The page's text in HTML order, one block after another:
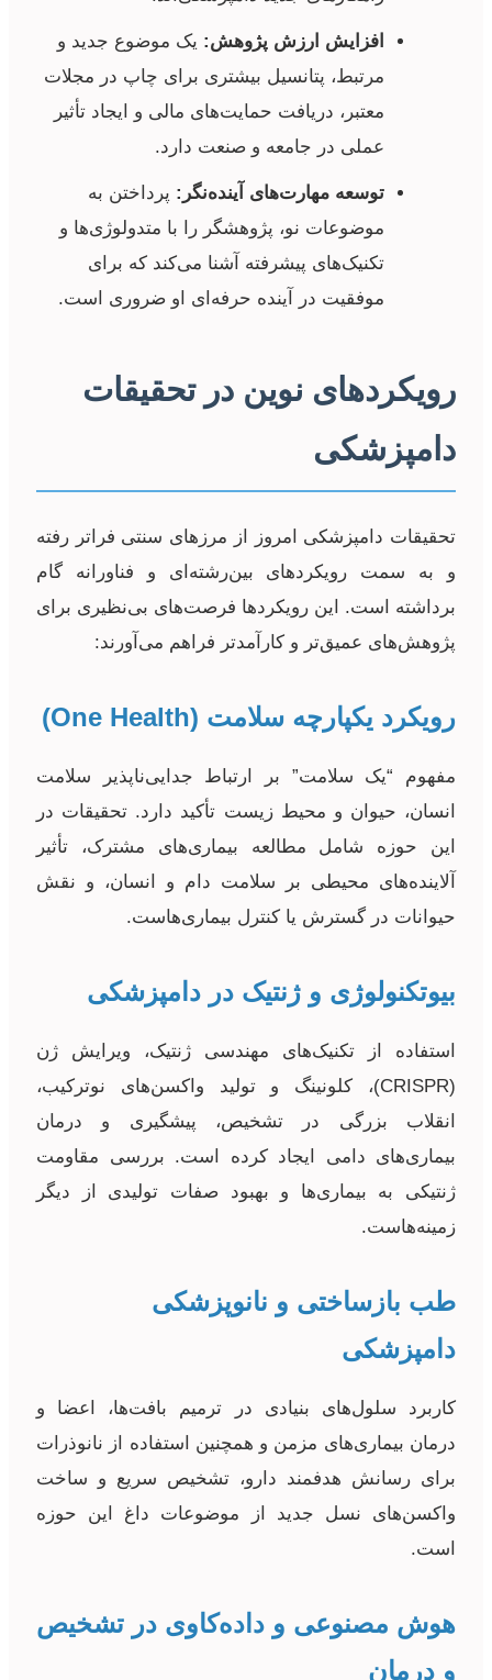
افزایش ارزش پژوهش: یک موضوع جدید و
مرتبط، پتانسیل بیشتری برای چاپ در مجلات
معتبر، دریافت حمایت‌های مالی و ایجاد تأثیر
عملی در جامعه و صنعت دارد.
توسعه مهارت‌های آینده‌نگر: پرداختن به
موضوعات نو، پژوهشگر را با متدولوژی‌ها و
تکنیک‌های پیشرفته آشنا می‌کند که برای
موفقیت در آینده حرفه‌ای او ضروری است.
رویکردهای نوین در تحقیقات
دامپزشکی
تحقیقات دامپزشکی امروز از مرزهای سنتی فراتر رفته
و به سمت رویکردهای بین‌رشته‌ای و فناورانه گام
برداشته است. این رویکردها فرصت‌های بی‌نظیری برای
پژوهش‌های عمیق‌تر و کارآمدتر فراهم می‌آورند:
رویکرد یکپارچه سلامت (One Health)
مفهوم “یک سلامت” بر ارتباط جدایی‌ناپذیر سلامت
انسان، حیوان و محیط زیست تأکید دارد. تحقیقات در
این حوزه شامل مطالعه بیماری‌های مشترک، تأثیر
آلاینده‌های محیطی بر سلامت دام و انسان، و نقش
حیوانات در گسترش یا کنترل بیماری‌هاست.
بیوتکنولوژی و ژنتیک در دامپزشکی
استفاده از تکنیک‌های مهندسی ژنتیک، ویرایش ژن
(CRISPR)، کلونینگ و تولید واکسن‌های نوترکیب،
انقلاب بزرگی در تشخیص، پیشگیری و درمان
بیماری‌های دامی ایجاد کرده است. بررسی مقاومت
ژنتیکی به بیماری‌ها و بهبود صفات تولیدی از دیگر
زمینه‌هاست.
طب بازساختی و نانوپزشکی
دامپزشکی
کاربرد سلول‌های بنیادی در ترمیم بافت‌ها، اعضا و
درمان بیماری‌های مزمن و همچنین استفاده از نانوذرات
برای رسانش هدفمند دارو، تشخیص سریع و ساخت
واکسن‌های نسل جدید از موضوعات داغ این حوزه
است.
هوش مصنوعی و داده‌کاوی در تشخیص
و درمان